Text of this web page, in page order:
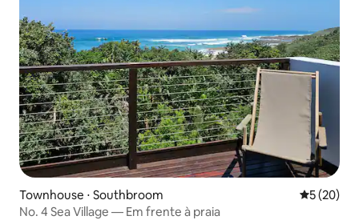
Townhouse ⋅ Southbroom 5 de uma
5 (20)
No. 4 Sea Village — Em frente à praia